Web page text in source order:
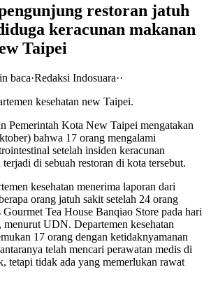
restoran jatuh
keracunan makanan
Taipei
baca·Redaksi Indosuara··
kesehatan new Taipei.
Pemerintah Kota New Taipei mengatakan
bahwa 17 orang mengalami
setelah insiden keracunan
di sebuah restoran di kota tersebut.
kesehatan menerima laporan dari
orang jatuh sakit setelah 24 orang
Tea House Banqiao Store pada hari
UDN. Departemen kesehatan
17 orang dengan ketidaknyamanan
telah mencari perawatan medis di
tetapi tidak ada yang memerlukan rawat